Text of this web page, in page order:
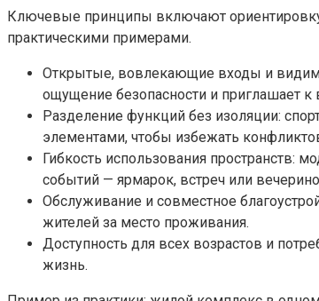
Ключевые принципы включают
практическими примерами.
Открытые, вовлекающие входы и
ощущение безопасности и приглашает
Разделение функций без изоляции:
элементами, чтобы избежать
Гибкость использования пространств:
событий — ярмарок, встреч или
Обслуживание и совместное
жителей за место проживания.
Доступность для всех возрастов и
жизнь.